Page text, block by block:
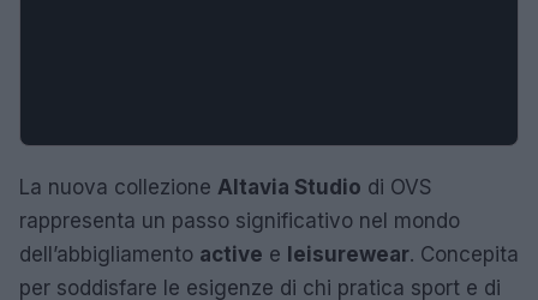
La nuova collezione Altavia Studio di OVS
rappresenta un passo significativo nel mondo
dell’abbigliamento active e leisurewear. Concepita
per soddisfare le esigenze di chi pratica sport e di